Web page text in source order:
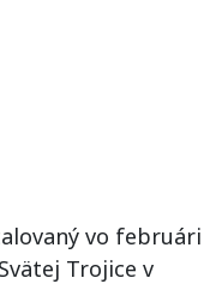
vo februári
Trojice v